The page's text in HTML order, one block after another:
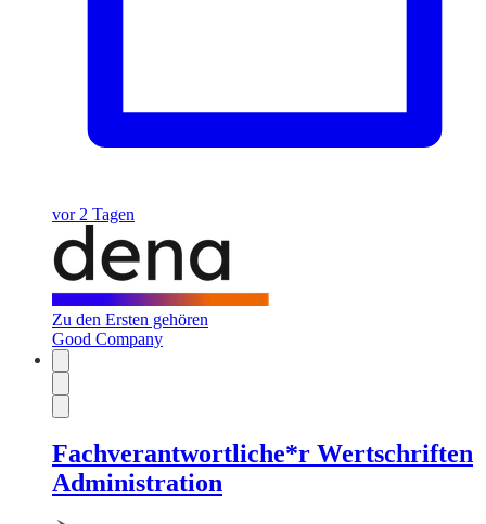
vor 2 Tagen
Zu den Ersten gehören
Good Company
Fachverantwortliche*r Wertschriften
Administration